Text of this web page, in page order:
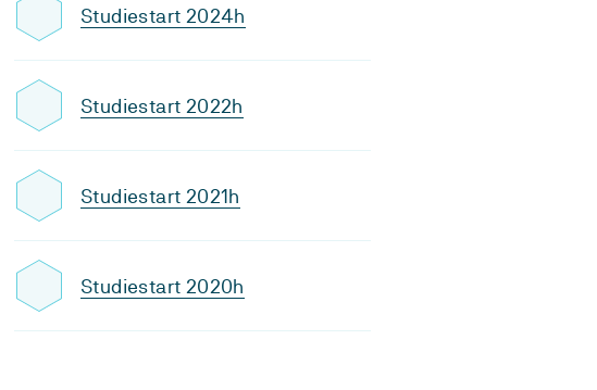
Studiestart 2024h
Studiestart 2022h
Studiestart 2021h
Studiestart 2020h